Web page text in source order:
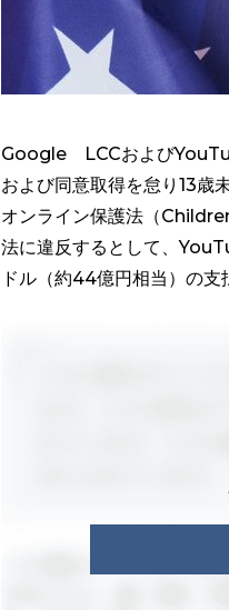
Google LCCおよび
および同意取得を怠り13歳
オンライン保護法（
法に違反するとして、
ドル（約44億円相当）の支